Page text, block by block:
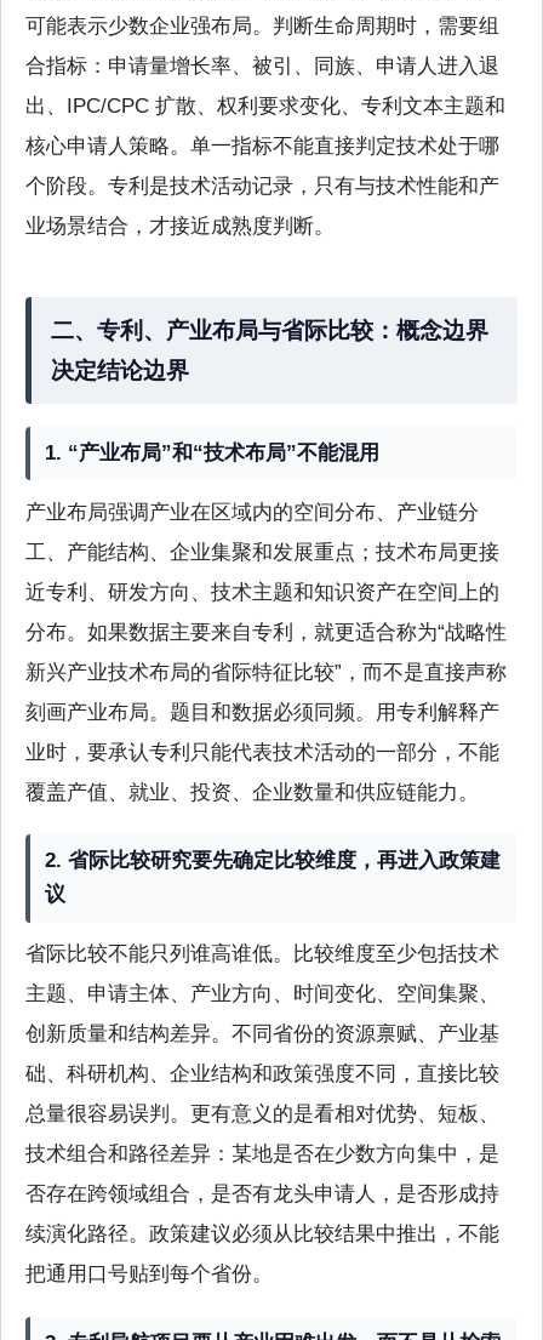
可能表示少数企业强布局。判断生命周期时，需要组
合指标：申请量增长率、被引、同族、申请人进入退
出、IPC/CPC 扩散、权利要求变化、专利文本主题和
核心申请人策略。单一指标不能直接判定技术处于哪
个阶段。专利是技术活动记录，只有与技术性能和产
业场景结合，才接近成熟度判断。
二、专利、产业布局与省际比较：概念边界
决定结论边界
1. “产业布局”和“技术布局”不能混用
产业布局强调产业在区域内的空间分布、产业链分
工、产能结构、企业集聚和发展重点；技术布局更接
近专利、研发方向、技术主题和知识资产在空间上的
分布。如果数据主要来自专利，就更适合称为“战略性
新兴产业技术布局的省际特征比较”，而不是直接声称
刻画产业布局。题目和数据必须同频。用专利解释产
业时，要承认专利只能代表技术活动的一部分，不能
覆盖产值、就业、投资、企业数量和供应链能力。
2. 省际比较研究要先确定比较维度，再进入政策建
议
省际比较不能只列谁高谁低。比较维度至少包括技术
主题、申请主体、产业方向、时间变化、空间集聚、
创新质量和结构差异。不同省份的资源禀赋、产业基
础、科研机构、企业结构和政策强度不同，直接比较
总量很容易误判。更有意义的是看相对优势、短板、
技术组合和路径差异：某地是否在少数方向集中，是
否存在跨领域组合，是否有龙头申请人，是否形成持
续演化路径。政策建议必须从比较结果中推出，不能
把通用口号贴到每个省份。